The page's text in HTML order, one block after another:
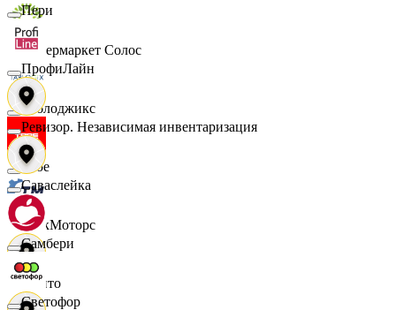
Супермаркет Солос
Таблоджикс
Твое
ТракМоторс
Фрито
Пери
ПрофиЛайн
Ревизор. Независимая инвентаризация
Саваслейка
Самбери
Светофор